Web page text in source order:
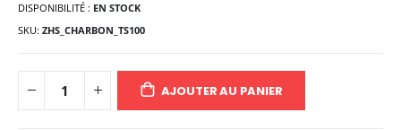
DISPONIBILITÉ : EN STOCK
SKU ZHS_CHARBON_TS100
AJOUTER AU PANIER